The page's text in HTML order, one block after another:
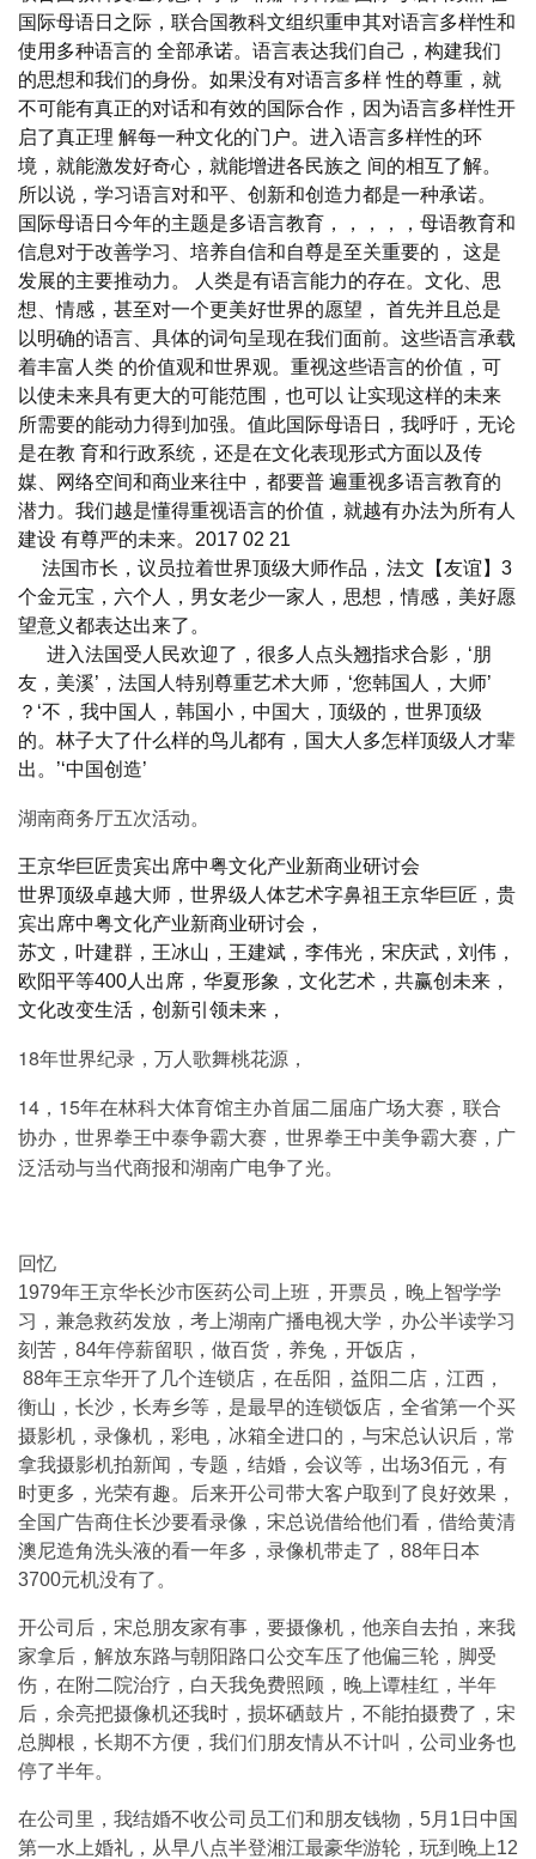
国际母语日之际，联合国教科文组织重申其对语言多样性和
使用多种语言的 全部承诺。语言表达我们自己，构建我们
的思想和我们的身份。如果没有对语言多样 性的尊重，就
不可能有真正的对话和有效的国际合作，因为语言多样性开
启了真正理 解每一种文化的门户。进入语言多样性的环
境，就能激发好奇心，就能增进各民族之 间的相互了解。
所以说，学习语言对和平、创新和创造力都是一种承诺。
国际母语日今年的主题是多语言教育，，，，，母语教育和
信息对于改善学习、培养自信和自尊是至关重要的， 这是
发展的主要推动力。 人类是有语言能力的存在。文化、思
想、情感，甚至对一个更美好世界的愿望， 首先并且总是
以明确的语言、具体的词句呈现在我们面前。这些语言承载
着丰富人类 的价值观和世界观。重视这些语言的价值，可
以使未来具有更大的可能范围，也可以 让实现这样的未来
所需要的能动力得到加强。值此国际母语日，我呼吁，无论
是在教 育和行政系统，还是在文化表现形式方面以及传
媒、网络空间和商业来往中，都要普 遍重视多语言教育的
潜力。我们越是懂得重视语言的价值，就越有办法为所有人
建设 有尊严的未来。2017 02 21
法国市长，议员拉着世界顶级大师作品，法文【友谊】3
个金元宝，六个人，男女老少一家人，思想，情感，美好愿
望意义都表达出来了。
进入法国受人民欢迎了，很多人点头翘指求合影，‘朋
友，美溪’，法国人特别尊重艺术大师，‘您韩国人，大师’
？‘不，我中国人，韩国小，中国大，顶级的，世界顶级
的。林子大了什么样的鸟儿都有，国大人多怎样顶级人才辈
出。’‘中国创造’
湖南商务厅五次活动。
王京华巨匠贵宾出席中粤文化产业新商业研讨会
世界顶级卓越大师，世界级人体艺术字鼻祖王京华巨匠，贵
宾出席中粤文化产业新商业研讨会，
苏文，叶建群，王冰山，王建斌，李伟光，宋庆武，刘伟，
欧阳平等400人出席，华夏形象，文化艺术，共赢创未来，
文化改变生活，创新引领未来，
18年世界纪录，万人歌舞桃花源，
14，15年在林科大体育馆主办首届二届庙广场大赛，联合
协办，世界拳王中泰争霸大赛，世界拳王中美争霸大赛，广
泛活动与当代商报和湖南广电争了光。
回忆
1979年王京华长沙市医药公司上班，开票员，晚上智学学
习，兼急救药发放，考上湖南广播电视大学，办公半读学习
刻苦，84年停薪留职，做百货，养兔，开饭店，
88年王京华开了几个连锁店，在岳阳，益阳二店，江西，
衡山，长沙，长寿乡等，是最早的连锁饭店，全省第一个买
摄影机，录像机，彩电，冰箱全进口的，与宋总认识后，常
拿我摄影机拍新闻，专题，结婚，会议等，出场3佰元，有
时更多，光荣有趣。后来开公司带大客户取到了良好效果，
全国广告商住长沙要看录像，宋总说借给他们看，借给黄清
澳尼造角洗头液的看一年多，录像机带走了，88年日本
3700元机没有了。
开公司后，宋总朋友家有事，要摄像机，他亲自去拍，来我
家拿后，解放东路与朝阳路口公交车压了他偏三轮，脚受
伤，在附二院治疗，白天我免费照顾，晚上谭桂红，半年
后，余亮把摄像机还我时，损坏硒鼓片，不能拍摄费了，宋
总脚根，长期不方便，我们们朋友情从不计叫，公司业务也
停了半年。
在公司里，我结婚不收公司员工们和朋友钱物，5月1日中国
第一水上婚礼，从早八点半登湘江最豪华游轮，玩到晚上12